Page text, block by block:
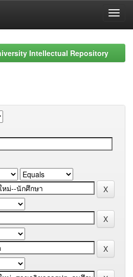
Intellectual Repository